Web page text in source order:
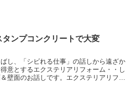
ンプコンクリートで大変
し、「シビれる仕事」の話しから遠ざか
意とするエクステリアリフォーム・・し
壁面のお話しです。エクステリアリフォ